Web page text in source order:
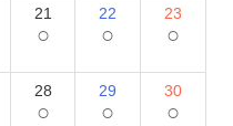
21
○
22
○
23
○
28
○
29
○
30
○